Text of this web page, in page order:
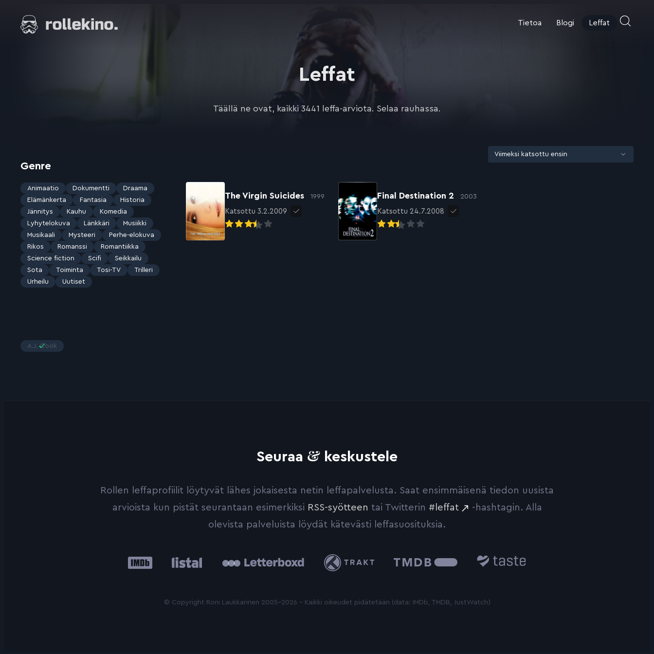
suoraan
sisältöön
Elokuvat ja elokuva-arviot | Rollekino.fi
Tietoa Blogi Leffat
Leffat
Täällä ne ovat, kaikki 3441 leffa-arviota. Selaa rauhassa.
Genre
Animaatio Dokumentti
Draama
Elämänkerta
Fantasia
Historia
Jännitys
Kauhu
Komedia
Lyhytelokuva
Länkkäri
Musiikki
Musikaali
Mysteeri
Perhe-elokuva
Rikos
Romanssi
Romantiikka
Science fiction
Scifi
Seikkailu
Sota
Toiminta Tosi-TV
Trilleri
Urheilu
Uutiset
A.J. Cook
The Virgin Suicides 1999
Katsottu 3.2.2009
Final Destination 2 2003
Katsottu 24.7.2008
Seuraa & keskustele
Rollen leffaprofiilit löytyvät lähes jokaisesta netin leffapalvelusta. Saat ensimmäisenä tiedon uusista
arvioista kun pistät seurantaan esimerkiksi RSS-syötteen tai Twitterin #leffat
-hashtagin. Alla
olevista palveluista löydät kätevästi leffasuosituksia.
IMDb Trakt
Database
© Copyright Roni Laukkarinen 2005-2026 - Kaikki oikeudet pidätetään (data: IMDb, TMDB, JustWatch)